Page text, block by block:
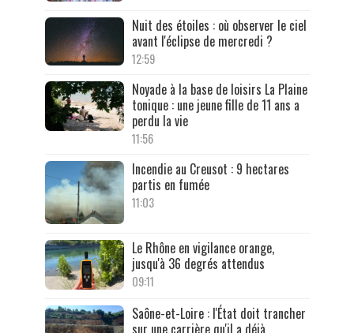
Nuit des étoiles : où observer le ciel
avant l'éclipse de mercredi ?
12:59
Noyade à la base de loisirs La Plaine
tonique : une jeune fille de 11 ans a
perdu la vie
11:56
Incendie au Creusot : 9 hectares
partis en fumée
11:03
Le Rhône en vigilance orange,
jusqu'à 36 degrés attendus
09:11
Saône-et-Loire : l'État doit trancher
sur une carrière qu'il a déjà